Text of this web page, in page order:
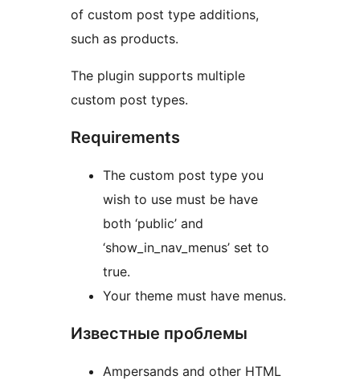
of custom post type additions,
such as products.
The plugin supports multiple
custom post types.
Requirements
The custom post type you
wish to use must be have
both ‘public’ and
‘show_in_nav_menus’ set to
true.
Your theme must have menus.
Известные проблемы
Ampersands and other HTML